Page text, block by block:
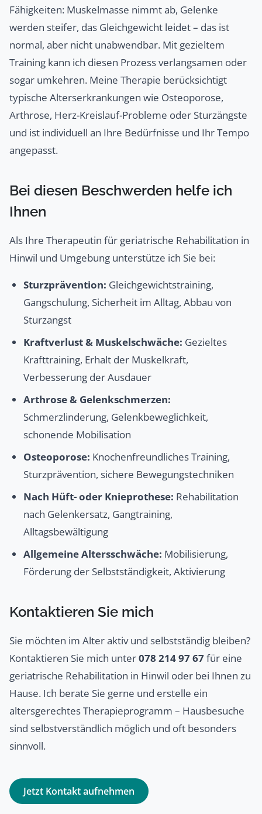
Fähigkeiten: Muskelmasse nimmt ab, Gelenke
werden steifer, das Gleichgewicht leidet – das ist
normal, aber nicht unabwendbar. Mit gezieltem
Training kann ich diesen Prozess verlangsamen oder
sogar umkehren. Meine Therapie berücksichtigt
typische Alterserkrankungen wie Osteoporose,
Arthrose, Herz-Kreislauf-Probleme oder Sturzängste
und ist individuell an Ihre Bedürfnisse und Ihr Tempo
angepasst.
Bei diesen Beschwerden helfe ich
Ihnen
Als Ihre Therapeutin für geriatrische Rehabilitation in
Hinwil und Umgebung unterstütze ich Sie bei:
Sturzprävention: Gleichgewichtstraining,
Gangschulung, Sicherheit im Alltag, Abbau von
Sturzangst
Kraftverlust & Muskelschwäche: Gezieltes
Krafttraining, Erhalt der Muskelkraft,
Verbesserung der Ausdauer
Arthrose & Gelenkschmerzen:
Schmerzlinderung, Gelenkbeweglichkeit,
schonende Mobilisation
Osteoporose: Knochenfreundliches Training,
Sturzprävention, sichere Bewegungstechniken
Nach Hüft- oder Knieprothese: Rehabilitation
nach Gelenkersatz, Gangtraining,
Alltagsbewältigung
Allgemeine Altersschwäche: Mobilisierung,
Förderung der Selbstständigkeit, Aktivierung
Kontaktieren Sie mich
Sie möchten im Alter aktiv und selbstständig bleiben?
Kontaktieren Sie mich unter078 214 97 67für eine
geriatrische Rehabilitation in Hinwil oder bei Ihnen zu
Hause. Ich berate Sie gerne und erstelle ein
altersgerechtes Therapieprogramm – Hausbesuche
sind selbstverständlich möglich und oft besonders
sinnvoll.
Jetzt Kontakt aufnehmen